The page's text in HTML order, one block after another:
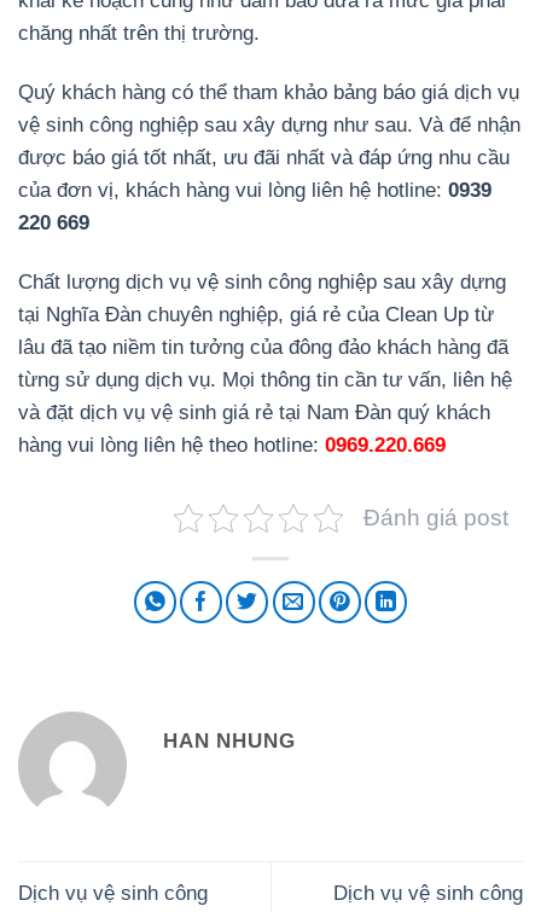
chăng nhất trên thị trường.
Quý khách hàng có thể tham khảo bảng báo giá dịch vụ
vệ sinh công nghiệp sau xây dựng như sau. Và để nhận
được báo giá tốt nhất, ưu đãi nhất và đáp ứng nhu cầu
của đơn vị, khách hàng vui lòng liên hệ hotline: 0939
220 669
Chất lượng dịch vụ vệ sinh công nghiệp sau xây dựng
tại Nghĩa Đàn chuyên nghiệp, giá rẻ của Clean Up từ
lâu đã tạo niềm tin tưởng của đông đảo khách hàng đã
từng sử dụng dịch vụ. Mọi thông tin cần tư vấn, liên hệ
và đặt dịch vụ vệ sinh giá rẻ tại Nam Đàn quý khách
hàng vui lòng liên hệ theo hotline: 0969.220.669
Đánh giá post
HAN NHUNG
Dịch vụ vệ sinh công
Dịch vụ vệ sinh công